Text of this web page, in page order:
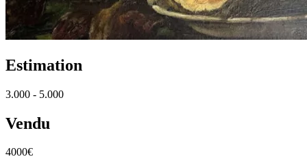
Estimation
3.000 - 5.000
Vendu
4000€